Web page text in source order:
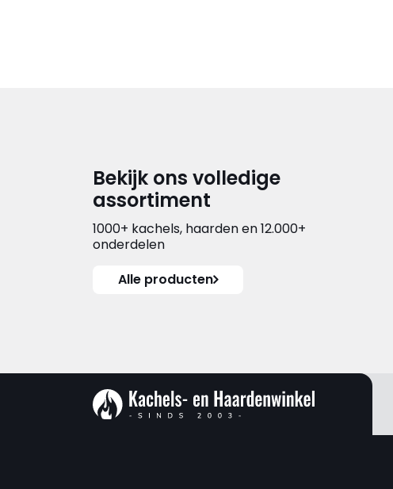
Bekijk ons volledige
assortiment
1000+ kachels, haarden en 12.000+
onderdelen
Alle producten